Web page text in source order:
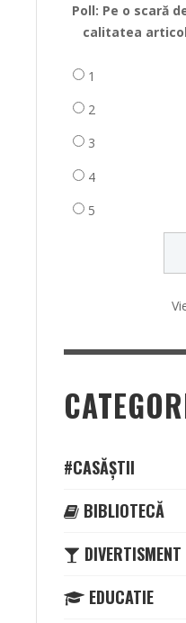
Poll: Pe o scară
calitatea
1
2
3
4
5
#CASĂȘTII
BIBLIOTECĂ
DIVERTISMENT
EDUCATIE